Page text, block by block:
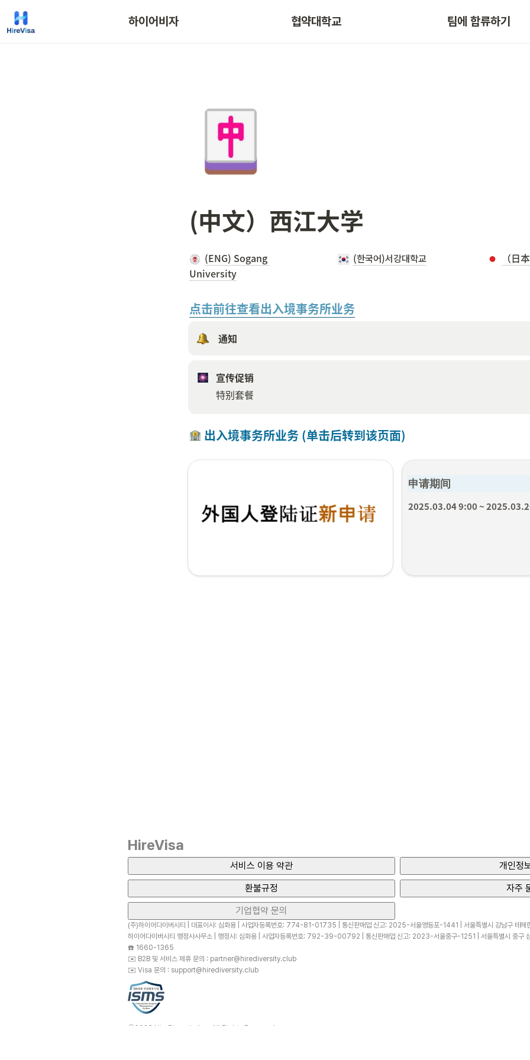
하이어비자 협약대학교 팀에 합류하기
(中文）西江大学
(ENG) Sogang
University
(한국어)서강대학교 （日
点击前往查看出入境事务所业务
通知
宣传促销
特别套餐
出入境事务所业务 (单击后转到该页面)
申请期间
2025.03.04 9:00 ~
HireVisa
서비스 이용 약관
개인정
환불규정
자주
기업협약 문의
(주)하이어다이버시티 | 대표이사: 심화용 | 사업자등록번호: 774-81-01735 | 통신판매업 신고: 2025-서울영등포-1441 | 서울특별시 강남구 테
하이어다이버시티 행정사사무소 | 행정사: 심화용 | 사업자등록번호: 792-39-00792 | 통신판매업 신고: 2023-서울중구-1251 | 서울특별시 중구
☎️ 1660-1365
✉️ B2B 및 서비스 제휴 문의 : partner@hirediversity.club
✉️ Visa 문의 : support@hirediversity.club
ⓒ2023 HireDiversity Inc. All Rights Reserved.